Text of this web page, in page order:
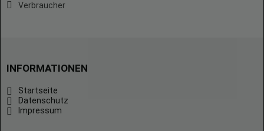
Verbraucher
INFORMATIONEN
Startseite
Datenschutz
Impressum